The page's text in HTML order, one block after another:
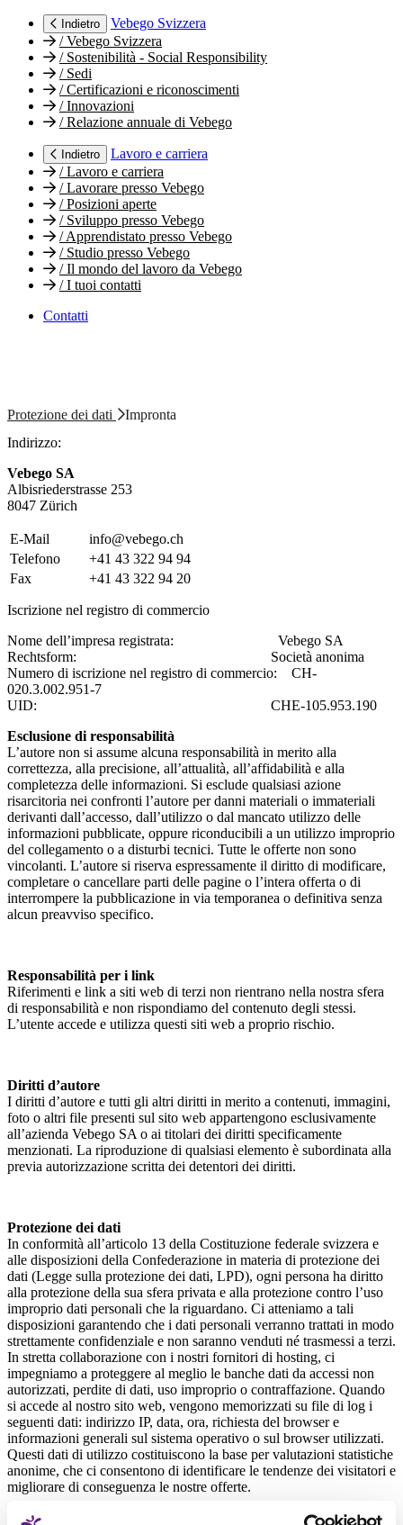
Indietro
Vebego Svizzera
/Vebego Svizzera
/Sostenibilità - Social Responsibility
/Sedi
/Certificazioni e riconoscimenti
/Innovazioni
/Relazione annuale di Vebego
Indietro
Lavoro e carriera
/Lavoro e carriera
/Lavorare presso Vebego
/Posizioni aperte
/Sviluppo presso Vebego
/Apprendistato presso Vebego
/Studio presso Vebego
/Il mondo del lavoro da Vebego
/I tuoi contatti
Contatti
Protezione dei dati
Impronta
Indirizzo:
Vebego SA
Albisriederstrasse 253
8047 Zürich
E-Mail
info@vebego.ch
Telefono
+41 43 322 94 94
Fax
+41 43 322 94 20
Iscrizione nel registro di commercio
Nome dell’impresa registrata: Vebego SA
Rechtsform: Società anonima
Numero di iscrizione nel registro di commercio: CH-
020.3.002.951-7
UID: CHE-105.953.190
Esclusione di responsabilità
L’autore non si assume alcuna responsabilità in merito alla
correttezza, alla precisione, all’attualità, all’affidabilità e alla
completezza delle informazioni. Si esclude qualsiasi azione
risarcitoria nei confronti l’autore per danni materiali o immateriali
derivanti dall’accesso, dall’utilizzo o dal mancato utilizzo delle
informazioni pubblicate, oppure riconducibili a un utilizzo improprio
del collegamento o a disturbi tecnici. Tutte le offerte non sono
vincolanti. L’autore si riserva espressamente il diritto di modificare,
completare o cancellare parti delle pagine o l’intera offerta o di
interrompere la pubblicazione in via temporanea o definitiva senza
alcun preavviso specifico.
Responsabilità per i link
Riferimenti e link a siti web di terzi non rientrano nella nostra sfera
di responsabilità e non rispondiamo del contenuto degli stessi.
L’utente accede e utilizza questi siti web a proprio rischio.
Diritti d’autore
I diritti d’autore e tutti gli altri diritti in merito a contenuti, immagini,
foto o altri file presenti sul sito web appartengono esclusivamente
all’azienda Vebego SA o ai titolari dei diritti specificamente
menzionati. La riproduzione di qualsiasi elemento è subordinata alla
previa autorizzazione scritta dei detentori dei diritti.
Protezione dei dati
In conformità all’articolo 13 della Costituzione federale svizzera e
alle disposizioni della Confederazione in materia di protezione dei
dati (Legge sulla protezione dei dati, LPD), ogni persona ha diritto
alla protezione della sua sfera privata e alla protezione contro l’uso
improprio dati personali che la riguardano. Ci atteniamo a tali
disposizioni garantendo che i dati personali verranno trattati in modo
strettamente confidenziale e non saranno venduti né trasmessi a terzi.
In stretta collaborazione con i nostri fornitori di hosting, ci
impegniamo a proteggere al meglio le banche dati da accessi non
autorizzati, perdite di dati, uso improprio o contraffazione. Quando
si accede al nostro sito web, vengono memorizzati su file di log i
seguenti dati: indirizzo IP, data, ora, richiesta del browser e
informazioni generali sul sistema operativo o sul browser utilizzati.
Questi dati di utilizzo costituiscono la base per valutazioni statistiche
anonime, che ci consentono di identificare le tendenze dei visitatori e
migliorare di conseguenza le nostre offerte.